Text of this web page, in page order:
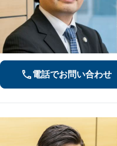
電話でお問い合わせ